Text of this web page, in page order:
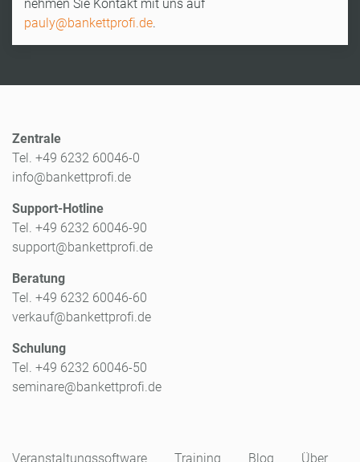
nehmen Sie Kontakt mit uns auf
pauly@bankettprofi.de.
Zentrale
Tel. +49 6232 60046-0
info@bankettprofi.de
Support-Hotline
Tel. +49 6232 60046-90
support@bankettprofi.de
Beratung
Tel. +49 6232 60046-60
verkauf@bankettprofi.de
Schulung
Tel. +49 6232 60046-50
seminare@bankettprofi.de
Veranstaltungssoftware Training Blog Über